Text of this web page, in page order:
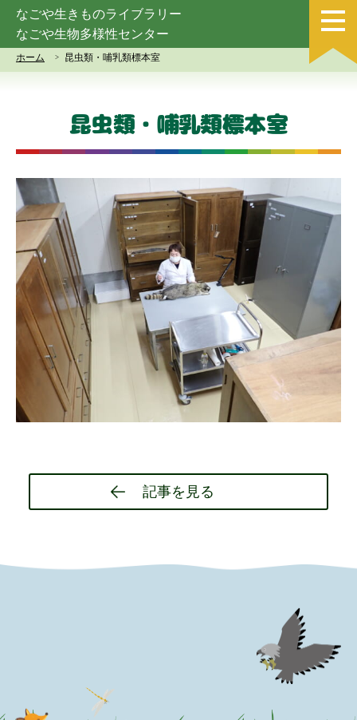
なごや生きものライブラリー
なごや生物多様性センター
ホーム 昆虫類・哺乳類標本室
昆虫類・哺乳類標本室
navigation
記事を見る